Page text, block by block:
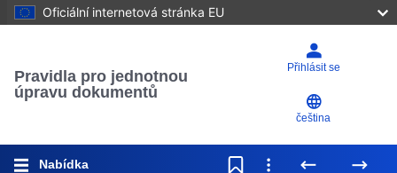
Oficiální internetová stránka EU
Pravidla pro jednotnou
úpravu dokumentů
Přihlásit se
čeština
Nabídka